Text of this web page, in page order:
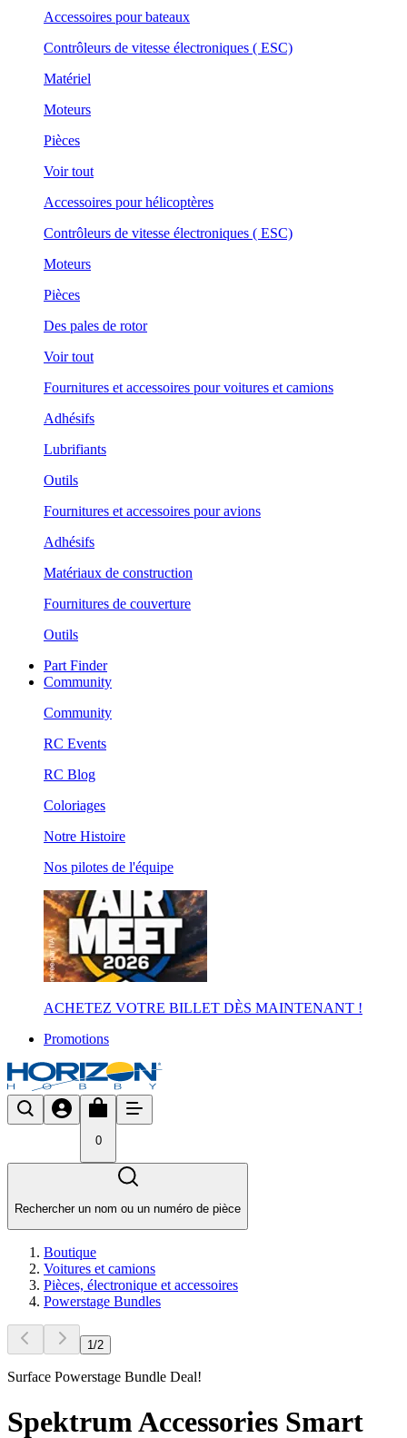
Accessoires pour bateaux
Contrôleurs de vitesse électroniques ( ESC)
Matériel
Moteurs
Pièces
Voir tout
Accessoires pour hélicoptères
Contrôleurs de vitesse électroniques ( ESC)
Moteurs
Pièces
Des pales de rotor
Voir tout
Fournitures et accessoires pour voitures et camions
Adhésifs
Lubrifiants
Outils
Fournitures et accessoires pour avions
Adhésifs
Matériaux de construction
Fournitures de couverture
Outils
Part Finder
Community
Community
RC Events
RC Blog
Coloriages
Notre Histoire
Nos pilotes de l'équipe
ACHETEZ VOTRE BILLET DÈS MAINTENANT !
Promotions
0
Rechercher un nom ou un numéro de pièce
Boutique
Voitures et camions
Pièces, électronique et accessoires
Powerstage Bundles
1/2
Surface Powerstage Bundle Deal!
Spektrum Accessories Smart